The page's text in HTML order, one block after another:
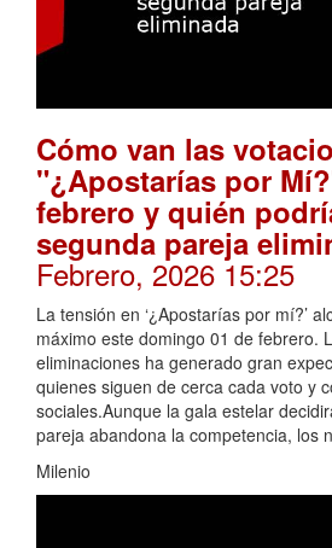
Cómo van las
"¿Apostarías por
febrero y quién
segunda pareja
Febrero, 2026 15:25
La tensión en ‘¿Apostarías por mí?’
máximo este domingo 01 de febrero.
eliminaciones ha generado gran
quienes siguen de cerca cada voto y
sociales.Aunque la gala estelar
pareja abandona la competencia, los
Milenio